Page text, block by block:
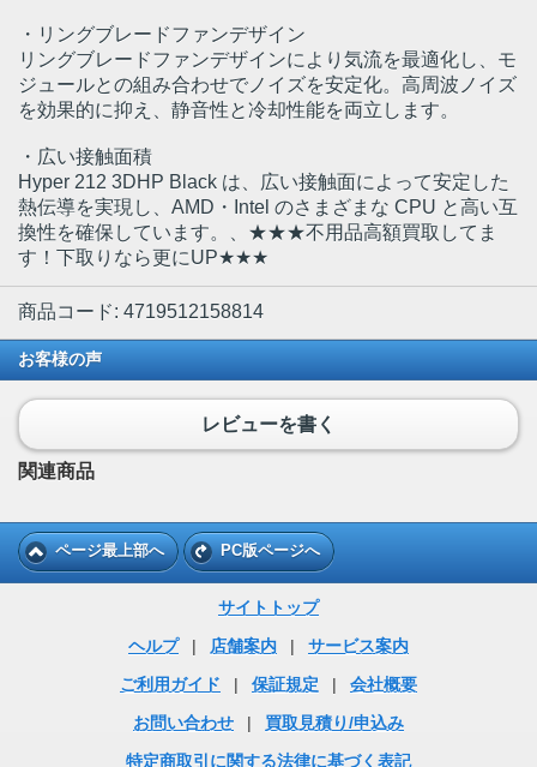
・リングブレードファンデザイン
リングブレードファンデザインにより気流を最適化し、モ
ジュールとの組み合わせでノイズを安定化。高周波ノイズ
を効果的に抑え、静音性と冷却性能を両立します。
・広い接触面積
Hyper 212 3DHP Black は、広い接触面によって安定した
熱伝導を実現し、AMD・Intel のさまざまな CPU と高い互
換性を確保しています。、★★★不用品高額買取してま
す！下取りなら更にUP★★★
商品コード: 4719512158814
お客様の声
レビューを書く
関連商品
ページ最上部へ PC版ページへ
サイトトップ
ヘルプ
| 店舗案内 |
サービス案内
ご利用ガイド
| 保証規定 |
会社概要
お問い合わせ
|
買取見積り/申込み
特定商取引に関する法律に基づく表記